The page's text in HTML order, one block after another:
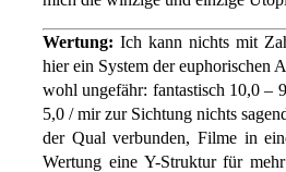
Wertung:Ich kann nichts mit
hier ein System der euphorischen
wohl ungefähr: fantastisch 10,0 –
5,0 / mir zur Sichtung nichts
der Qual verbunden, Filme in
Wertung eine Y-Struktur für